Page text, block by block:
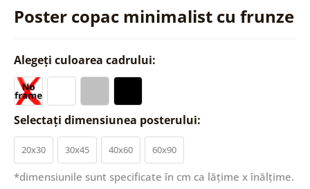
Poster copac minimalist cu frunze
Alegeți culoarea cadrului:
Selectați dimensiunea posterului:
20x30 30x45 40x60 60x90
*dimensiunile sunt specificate în cm ca lățime x înălțime.